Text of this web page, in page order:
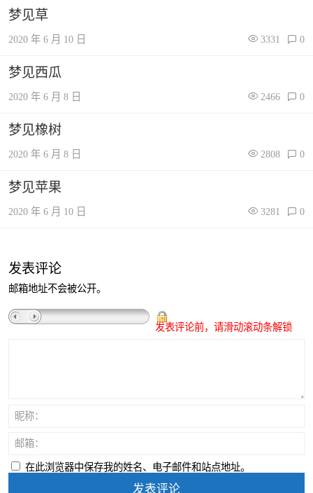
梦见草
2020 年 6 月 10 日 3331 0
梦见西瓜
2020 年 6 月 8 日 2466 0
梦见橡树
2020 年 6 月 8 日 2808 0
梦见苹果
2020 年 6 月 10 日 3281 0
发表评论
邮箱地址不会被公开。
发表评论前，请滑动滚动条解锁
昵称：
邮箱：
在此浏览器中保存我的姓名、电子邮件和站点地址。